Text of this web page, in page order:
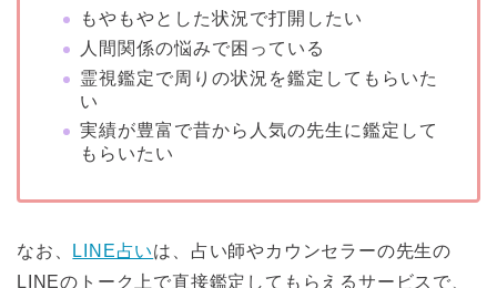
もやもやとした状況で打開したい
人間関係の悩みで困っている
霊視鑑定で周りの状況を鑑定してもらいた
い
実績が豊富で昔から人気の先生に鑑定して
もらいたい
なお、 LINE占いは、占い師やカウンセラーの先生の
LINEのトーク上で直接鑑定してもらえるサービスで、